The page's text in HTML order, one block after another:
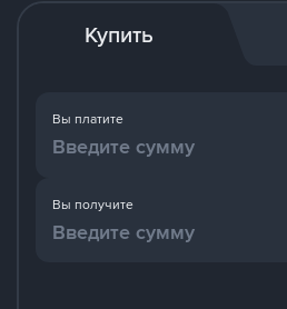
Купить
Вы платите
Вы получите